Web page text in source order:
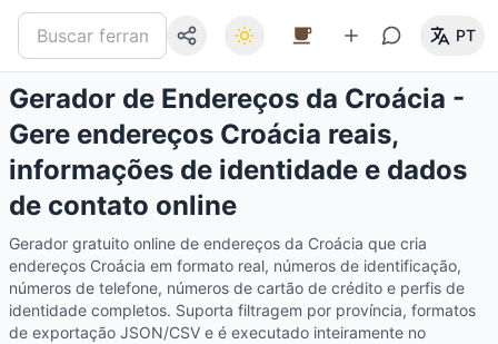
PT
Gerador de Endereços da Croácia -
Gere endereços Croácia reais,
informações de identidade e dados
de contato online
Gerador gratuito online de endereços da Croácia que cria
endereços Croácia em formato real, números de identificação,
números de telefone, números de cartão de crédito e perfis de
identidade completos. Suporta filtragem por província, formatos
de exportação JSON/CSV e é executado inteiramente no